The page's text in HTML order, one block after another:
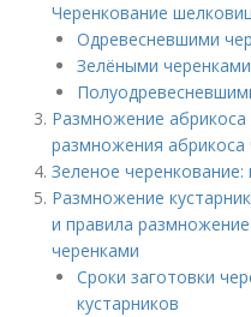
Черенкование
Одревесневшими
Зелёными черенками
Размножение
размножения абрикоса
Зеленое черенкование:
Размножение
и правила
черенками
Сроки заготовки
кустарников